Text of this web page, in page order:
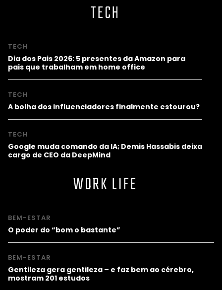
TECH
TECH
Dia dos Pais 2026: 5 presentes da Amazon para
pais que trabalham em home office
TECH
A bolha dos influenciadores finalmente estourou?
TECH
Google muda comando da IA; Demis Hassabis deixa
cargo de CEO da DeepMind
WORK LIFE
BEM-ESTAR
O poder do “bom o bastante”
BEM-ESTAR
Gentileza gera gentileza – e faz bem ao cérebro,
mostram 201 estudos